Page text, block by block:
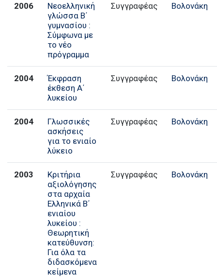
2006
Νεοελληνική
γλώσσα Β΄
γυμνασίου :
Σύμφωνα με
το νέο
πρόγραμμα
Συγγραφέας Βολονάκη
2004
Έκφραση
έκθεση Α΄
λυκείου
Συγγραφέας Βολονάκη
2004
Γλωσσικές
ασκήσεις
για το ενιαίο
λύκειο
Συγγραφέας Βολονάκη
2003
Κριτήρια
αξιολόγησης
στα αρχαία
Ελληνικά Β΄
ενιαίου
λυκείου :
Θεωρητική
κατεύθυνση:
Για όλα τα
διδασκόμενα
κείμενα
Συγγραφέας Βολονάκη